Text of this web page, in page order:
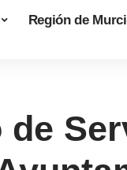
Región de